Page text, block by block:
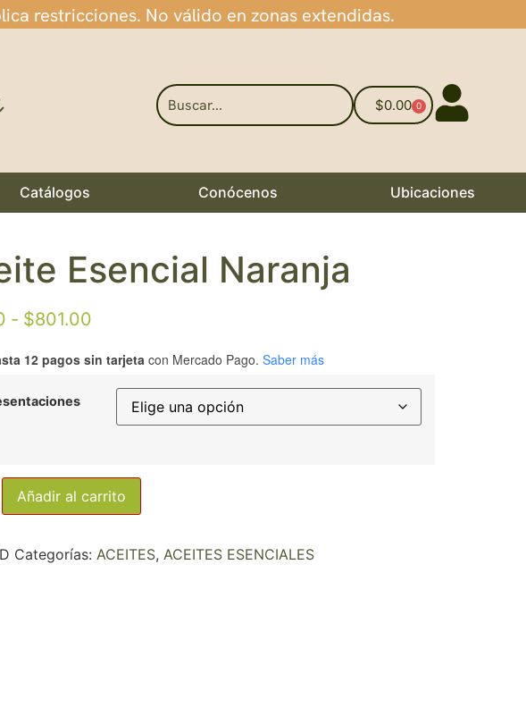
restricciones. No válido en zonas extendidas.
$0.00 0
Catálogos Conócenos
Ubicaciones
Esencial Naranja
- $801.00
12 pagos sin tarjetacon Mercado Pago. Saber más
Añadir al carrito
Categorías: ACEITES, ACEITES ESENCIALES